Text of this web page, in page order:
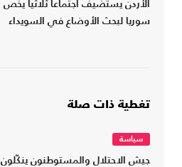
الأردن يستضيف اجتماعا ثلاثيا يخص
سوريا لبحث الأوضاع في السويداء
تغطية ذات صلة
سياسة
جيش الاحتلال والمستوطنون ينكّلون